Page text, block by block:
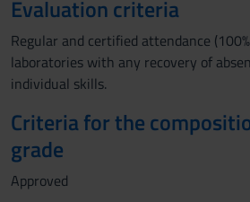
Evaluation criteria
Regular and certified attendance
laboratories with any recovery of
individual skills.
Criteria for the
grade
Approved